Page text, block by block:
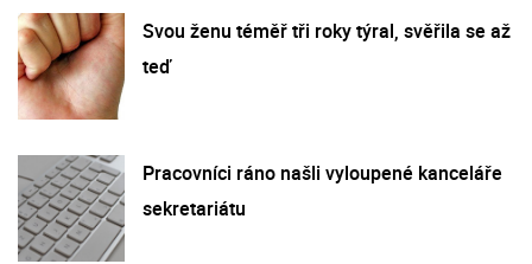
Svou ženu téměř tři roky týral, svěřila se až
teď
Pracovníci ráno našli vyloupené kanceláře
sekretariátu